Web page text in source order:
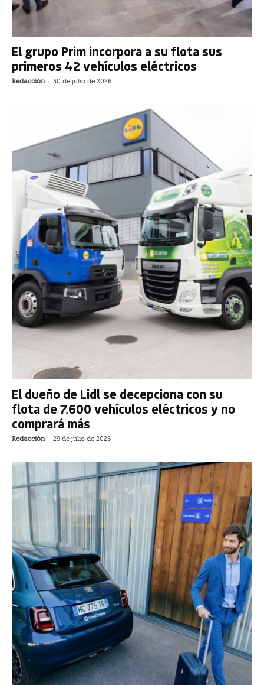
El grupo Prim incorpora a su flota sus
primeros 42 vehículos eléctricos
Redacción - 30 de julio de 2026
El dueño de Lidl se decepciona con su
flota de 7.600 vehículos eléctricos y no
comprará más
Redacción - 29 de julio de 2026